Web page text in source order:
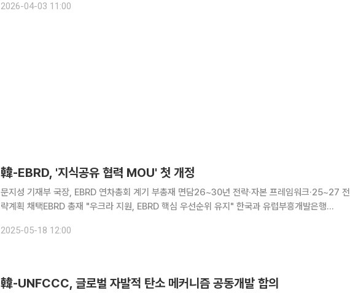
"비상한 위기 상황에 근거 없는 가짜뉴스를 유포하는 것은 시장
2026-04-03 11:00
韓-EBRD, '지식공유 협력 MOU' 첫 개정
문지성 기재부 국장, EBRD 연차총회 계기 부총재 면담26~30년 전략·자본 프레임워크·25~27 전
략계획 채택EBRD 총재 "우크라 지원, EBRD 핵심 우선순위 유지" 한국과 유럽부흥개발은행
2025-05-18 12:00
韓-UNFCCC, 글로벌 자발적 탄소 메커니즘 공동개발 합의